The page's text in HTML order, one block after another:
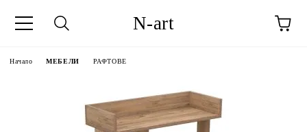
N-art
Начало МЕБЕЛИ РАФТОВЕ